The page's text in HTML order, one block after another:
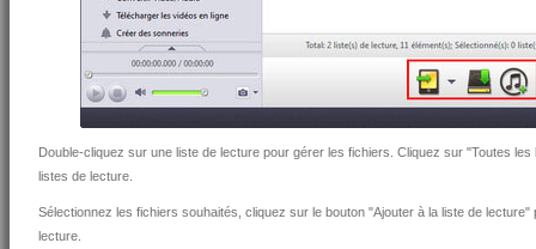
Double-cliquez sur une liste de lecture pour gérer les fichiers. Cliquez sur "Toutes
listes de lecture.
Sélectionnez les fichiers souhaités, cliquez sur le bouton "Ajouter à la liste de
lecture.